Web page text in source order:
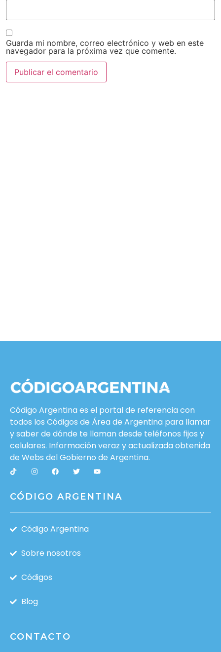
Guarda mi nombre, correo electrónico y web en este
navegador para la próxima vez que comente.
Código Argentina es el portal de referencia con
todos los Códigos de Área de Argentina para llamar
y saber de dónde te llaman desde teléfonos fijos y
celulares. Información veraz y actualizada obtenida
de Webs delGobierno de Argentina.
CÓDIGO ARGENTINA
Código Argentina
Sobre nosotros
Códigos
Blog
CONTACTO